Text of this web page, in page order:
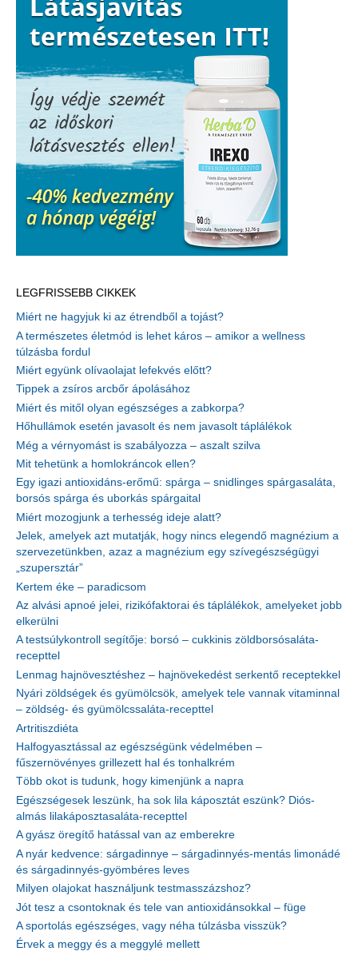
LEGFRISSEBB CIKKEK
Miért ne hagyjuk ki az étrendből a tojást?
A természetes életmód is lehet káros – amikor a wellness
túlzásba fordul
Miért együnk olívaolajat lefekvés előtt?
Tippek a zsíros arcbőr ápolásához
Miért és mitől olyan egészséges a zabkorpa?
Hőhullámok esetén javasolt és nem javasolt táplálékok
Még a vérnyomást is szabályozza – aszalt szilva
Mit tehetünk a homlokráncok ellen?
Egy igazi antioxidáns-erőmű: spárga – snidlinges spárgasaláta,
borsós spárga és uborkás spárgaital
Miért mozogjunk a terhesség ideje alatt?
Jelek, amelyek azt mutatják, hogy nincs elegendő magnézium a
szervezetünkben, azaz a magnézium egy szívegészségügyi
„szupersztár”
Kertem éke – paradicsom
Az alvási apnoé jelei, rizikófaktorai és táplálékok, amelyeket jobb
elkerülni
A testsúlykontroll segítője: borsó – cukkinis zöldborsósaláta-
recepttel
Lenmag hajnövesztéshez – hajnövekedést serkentő receptekkel
Nyári zöldségek és gyümölcsök, amelyek tele vannak vitaminnal
– zöldség- és gyümölcssaláta-recepttel
Artritiszdiéta
Halfogyasztással az egészségünk védelmében –
fűszernövényes grillezett hal és tonhalkrém
Több okot is tudunk, hogy kimenjünk a napra
Egészségesek leszünk, ha sok lila káposztát eszünk? Diós-
almás lilakáposztasaláta-recepttel
A gyász öregítő hatással van az emberekre
A nyár kedvence: sárgadinnye – sárgadinnyés-mentás limonádé
és sárgadinnyés-gyömbéres leves
Milyen olajokat használjunk testmasszázshoz?
Jót tesz a csontoknak és tele van antioxidánsokkal – füge
A sportolás egészséges, vagy néha túlzásba visszük?
Érvek a meggy és a meggylé mellett